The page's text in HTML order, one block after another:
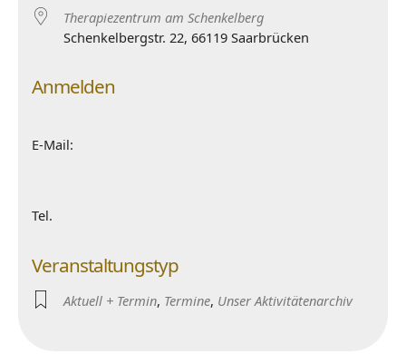
Therapiezentrum am Schenkelberg
Schenkelbergstr. 22, 66119 Saarbrücken
Anmelden
E-Mail:
Tel.
Veranstaltungstyp
Aktuell + Termin, Termine, Unser Aktivitätenarchiv